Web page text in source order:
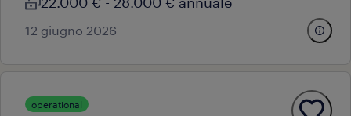
12 giugno 2026
operational